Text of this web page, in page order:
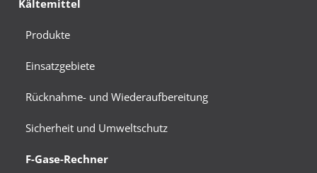
Kältemittel
Produkte
Einsatzgebiete
Rücknahme- und Wiederaufbereitung
Sicherheit und Umweltschutz
F-Gase-Rechner